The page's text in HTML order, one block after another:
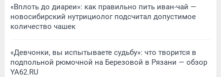
«Вплоть до диареи»: как правильно пить иван-чай —
новосибирский нутрициолог подсчитал допустимое
количество чашек
«Девчонки, вы испытываете судьбу»: что творится в
подпольной рюмочной на Березовой в Рязани — обзор
YA62.RU